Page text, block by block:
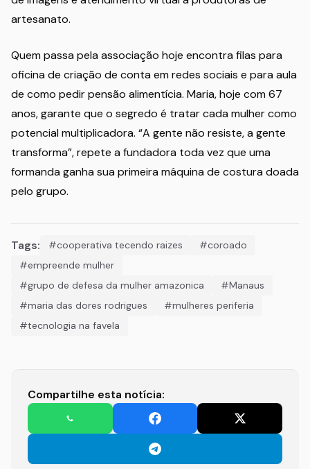
artesanato.
Quem passa pela associação hoje encontra filas para
oficina de criação de conta em redes sociais e para aula
de como pedir pensão alimentícia. Maria, hoje com 67
anos, garante que o segredo é tratar cada mulher como
potencial multiplicadora. “A gente não resiste, a gente
transforma”, repete a fundadora toda vez que uma
formanda ganha sua primeira máquina de costura doada
pelo grupo.
Tags: #cooperativa tecendo raizes
#coroado
#empreende mulher
#grupo de defesa da mulher amazonica
#Manaus
#maria das dores rodrigues
#mulheres periferia
#tecnologia na favela
Compartilhe esta notícia: